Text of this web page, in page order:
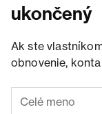
ukončený
Ak ste
obnovenie,